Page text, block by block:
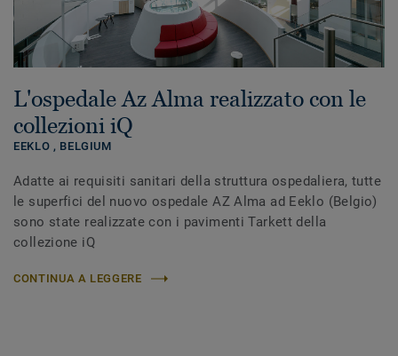
L'ospedale Az Alma realizzato con le
collezioni iQ
EEKLO , BELGIUM
Adatte ai requisiti sanitari della struttura ospedaliera, tutte
le superfici del nuovo ospedale AZ Alma ad Eeklo (Belgio)
sono state realizzate con i pavimenti Tarkett della
collezione iQ
CONTINUA A LEGGERE